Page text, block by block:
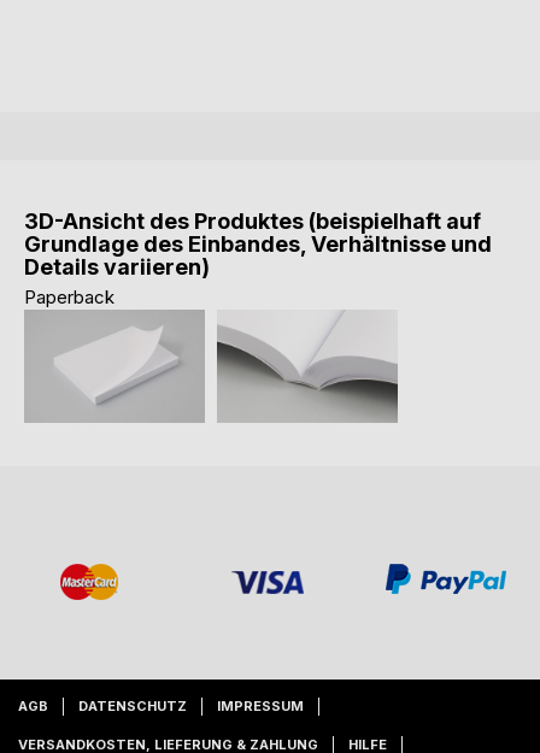
3D-Ansicht des Produktes (beispielhaft auf
Grundlage des Einbandes, Verhältnisse und
Details variieren)
Paperback
AGB DATENSCHUTZ IMPRESSUM
VERSANDKOSTEN, LIEFERUNG & ZAHLUNG HILFE